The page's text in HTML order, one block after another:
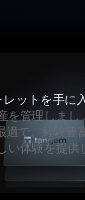
ットを手に
を管理しまし
適で、経験豊
い体験を提供